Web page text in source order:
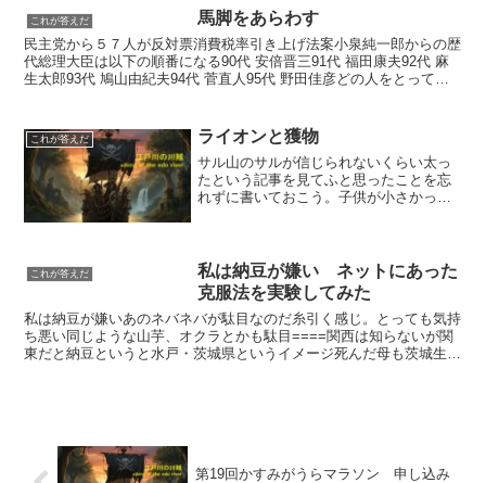
これが答えだ 馬脚をあらわす
民主党から５７人が反対票消費税率引き上げ法案小泉純一郎からの歴
代総理大臣は以下の順番になる90代 安倍晋三91代 福田康夫92代 麻
生太郎93代 鳩山由紀夫94代 菅直人95代 野田佳彦どの人をとっても
これが答えだ ライオンと獲物
サル山のサルが信じられないくらい太っ
たという記事を見てふと思ったことを忘
れずに書いておこう。子供が小さかった
駄な殺生はしないんだよ（...
これが答えだ
私は納豆が嫌い ネットにあった
克服法を実験してみた
私は納豆が嫌いあのネバネバが駄目なのだ糸引く感じ。とっても気持
ち悪い同じような山芋、オクラとかも駄目====関西は知らないが関
東だと納豆というと水戸・茨城県というイメージ死んだ母も茨城生ま
第19回かすみがうらマラソン 申し込み